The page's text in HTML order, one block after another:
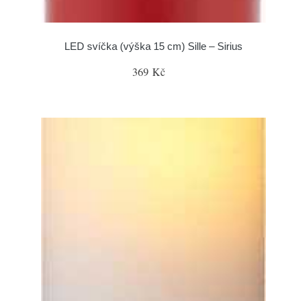
LED svíčka (výška 15 cm) Sille – Sirius
369 Kč